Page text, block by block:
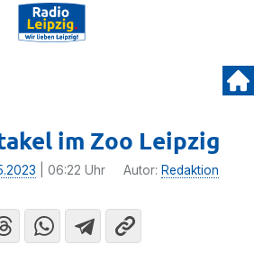
im Zoo Leipzig
| 06:22 Uhr Autor: Redaktion